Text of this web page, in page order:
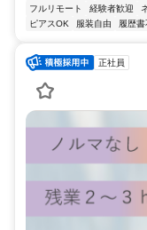
フルリモート
経験者歓迎
ピアスOK
服装自由 履歴
正社員